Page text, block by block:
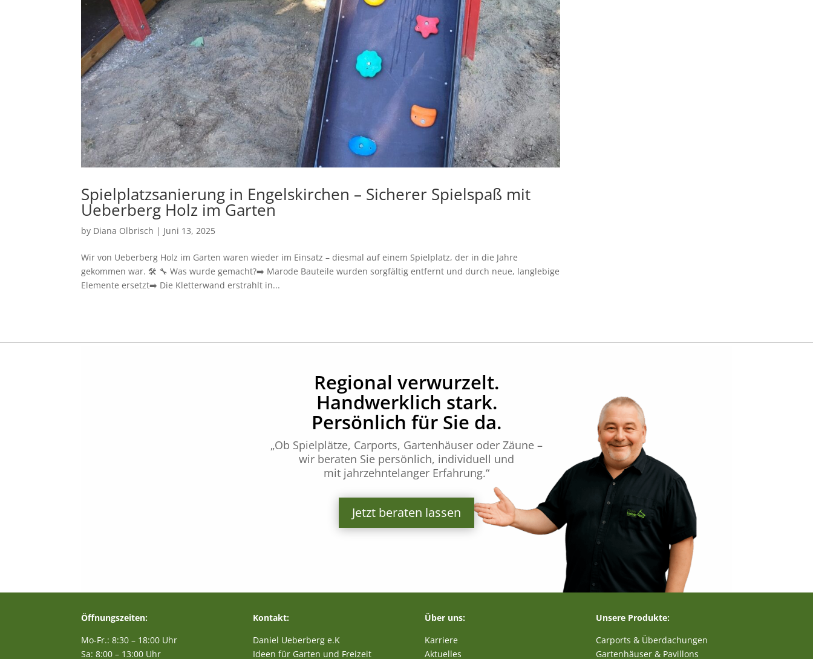
Spielplatzsanierung in Engelskirchen – Sicherer Spielspaß mit
Ueberberg Holz im Garten
by Diana Olbrisch | Juni 13, 2025
Wir von Ueberberg Holz im Garten waren wieder im Einsatz – diesmal auf einem Spielplatz, der in die Jahre
gekommen war. 🛠️ 🔧 Was wurde gemacht?➡️ Marode Bauteile wurden sorgfältig entfernt und durch neue, langlebige
Elemente ersetzt➡️ Die Kletterwand erstrahlt in...
Regional verwurzelt.
Handwerklich stark.
Persönlich für Sie da.
„Ob Spielplätze, Carports, Gartenhäuser oder Zäune –
wir beraten Sie persönlich, individuell und
mit jahrzehntelanger Erfahrung.“
Jetzt beraten lassen
Öffnungszeiten:
Mo-Fr.: 8:30 – 18:00 Uhr
Sa: 8:00 – 13:00 Uhr
Kontakt:
Daniel Ueberberg e.K
Ideen für Garten und Freizeit
Über uns:
Karriere
Aktuelles
Unsere Produkte:
Carports & Überdachungen
Gartenhäuser & Pavillons